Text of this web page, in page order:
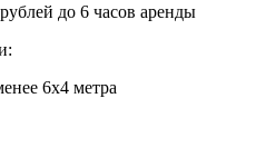
до 6 часов аренды
6х4 метра